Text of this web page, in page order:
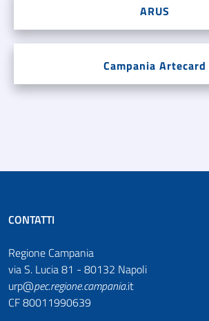
ARUS
Campania Artecard
CONTATTI
Regione Campania
via S. Lucia 81 - 80132 Napoli
urp@pec.regione.campania.it
CF 80011990639